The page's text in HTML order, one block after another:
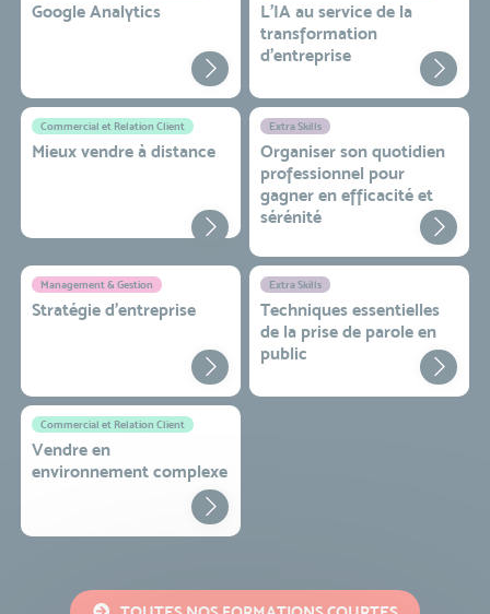
Google Analytics
L'IA au service de la
transformation
d'entreprise
Commercial et Relation Client
Mieux vendre à distance
Extra Skills
Organiser son quotidien
professionnel pour
gagner en efficacité et
sérénité
Management & Gestion
Stratégie d’entreprise
Extra Skills
Techniques essentielles
de la prise de parole en
public
Commercial et Relation Client
Vendre en
environnement complexe